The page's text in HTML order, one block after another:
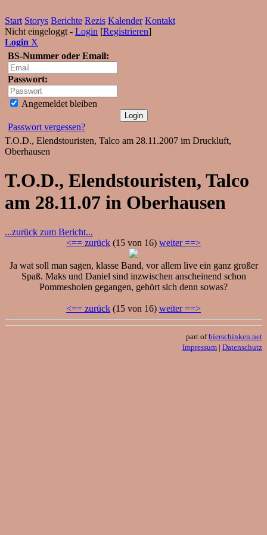
Start Storys Berichte Rezis Kalender Kontakt
Nicht eingeloggt - Login [Registrieren]
Login X
BS-Nummer oder Email:
Passwort:
Angemeldet bleiben
Passwort vergessen?
T.O.D., Elendstouristen, Talco am 28.11.2007 im Druckluft,
Oberhausen
T.O.D., Elendstouristen, Talco
am 28.11.07 in Oberhausen
...zurück zum Bericht...
<== zurück (15 von 16) weiter ==>
Ja wat soll man sagen, klasse Band, vor allem live ein ganz großer
Spaß. Maks und Daniel sind inzwischen anscheinend schon
Pommesholen gegangen, gehört sich denn sowas?
<== zurück (15 von 16) weiter ==>
part ofbierschinken.net
Impressum | Datenschutz